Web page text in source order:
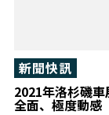
2021年洛杉磯
全面、極度動感
新聞快訊